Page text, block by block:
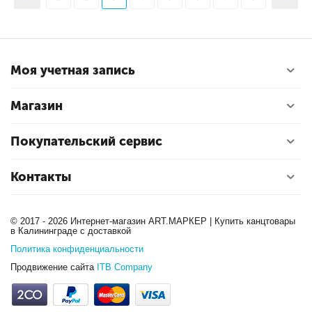
Моя учетная запись
Магазин
Покупательский сервис
Контакты
© 2017 - 2026 Интернет-магазин ART.МАРКЕР | Купить канцтовары
в Калининграде с доставкой
Политика конфиденциальности
Продвижение сайта ITB Company